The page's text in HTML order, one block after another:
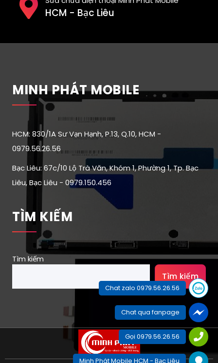
HCM - Bạc Liêu
MINH PHÁT MOBILE
HCM: 830/1A Sư Vạn Hạnh, P.13, Q.10, HCM -
0979.56.26.56
Bạc Liêu: 67c/10 Lộ Trà Văn, Khóm 1, Phường 1, Tp. Bạc
Liêu, Bạc Liêu - 0979.150.456
TÌM KIẾM
Tìm kiếm
Tìm kiếm
Chat zalo 0979.56.26.56
Chat qua fanpage
Gọi 0979.56.26.56
Minh Phát Mobile HCM - Bạc Liêu